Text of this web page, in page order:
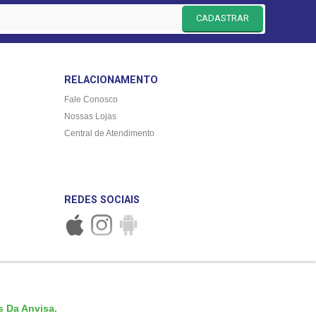
CADASTRAR
RELACIONAMENTO
Fale Conosco
Nossas Lojas
Central de Atendimento
REDES SOCIAIS
Da Anvisa.